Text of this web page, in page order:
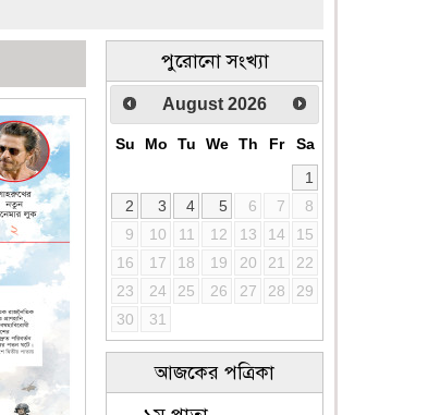
পুরোনো সংখ্যা
August 2026
Su Mo Tu We Th Fr
Sa
1
2
3 4 5 6 7
8
9
10 11 12 13 14
15
16
17 18 19 20 21
22
23
24 25 26 27 28
29
30
31
আজকের পত্রিকা